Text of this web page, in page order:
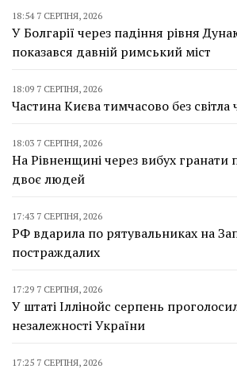
18:54 7 СЕРПНЯ, 2026
У Болгарії через падіння рівня
показався давній римський міст
18:09 7 СЕРПНЯ, 2026
Частина Києва тимчасово без світла
18:03 7 СЕРПНЯ, 2026
На Рівненщині через вибух гранати
двоє людей
17:43 7 СЕРПНЯ, 2026
РФ вдарила по рятувальниках на
постраждалих
17:29 7 СЕРПНЯ, 2026
У штаті Іллінойс серпень
незалежності України
17:25 7 СЕРПНЯ, 2026